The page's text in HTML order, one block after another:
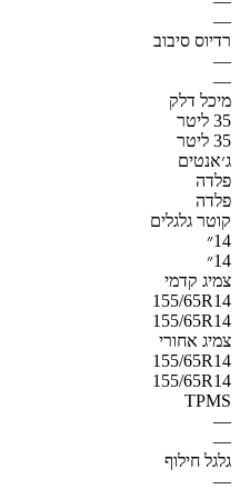
—
רדיוס סיבוב
—
—
מיכל דלק
35 ליטר
35 ליטר
ג׳אנטים
פלדה
פלדה
קוטר גלגלים
14״
14״
צמיג קדמי
155/65R14
155/65R14
צמיג אחורי
155/65R14
155/65R14
TPMS
—
—
גלגל חילוף
—